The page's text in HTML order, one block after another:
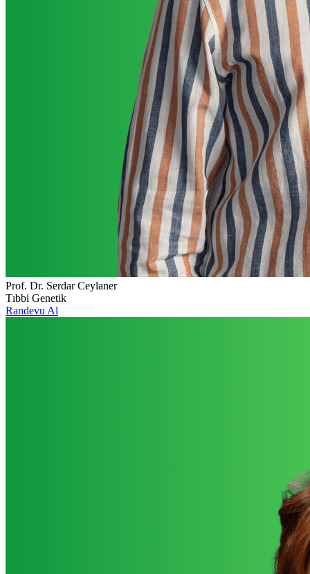
Prof. Dr. Serdar Ceylaner
Tıbbi Genetik
Randevu Al